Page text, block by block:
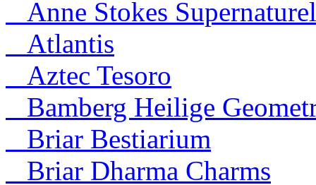
Anne Stokes
Atlantis
Aztec Tesoro
Bamberg Heilige
Briar Bestiarium
Briar Dharma Charms